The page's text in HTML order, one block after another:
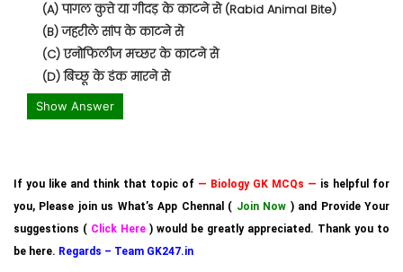
(A) पागल कुत्ते या गीदड़ के काटने से (Rabid Animal Bite)
(B) जहरीले सांप के काटने से
(C) एनोफिलीज मच्छर के काटने से
(D) बिच्छू के डंक मारने से
Show Answer
If you like and think that topic of — Biology GK MCQs — is helpful for
you, Please join us What’s App Chennal ( Join Now ) and Provide Your
suggestions ( Click Here ) would be greatly appreciated. Thank you to
be here. Regards – Team GK247.in